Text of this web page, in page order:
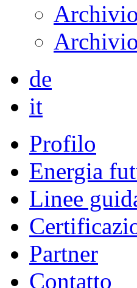
de
it
Profilo
Energia
Linee
Partner
Contatto